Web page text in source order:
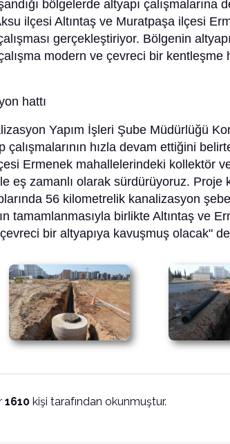
bölgelerde altyapı çalışmalarına
ilçesi Altıntaş ve Muratpaşa ilçesi
gerçekleştiriyor. Bölgenin
modern ve çevreci bir kentleşme
hattı
Yapım İşleri Şube Müdürlüğü
hızla devam ettiğini
Ermenek mahallelerindeki kollektör
eş zamanlı olarak sürdürüyoruz. Proje
56 kilometrelik kanalizasyon
tamamlanmasıyla birlikte Altıntaş ve
bir altyapıya kavuşmuş olacak"
1610kişi tarafından okunmuştur.